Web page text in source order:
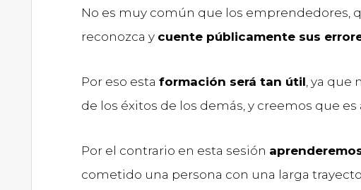
No es muy común que los emprendedores,
reconozca y cuente públicamente sus
Por eso esta formación será tan útil, ya que
de los éxitos de los demás, y creemos que es
Por el contrario en esta sesión
cometido una persona con una larga